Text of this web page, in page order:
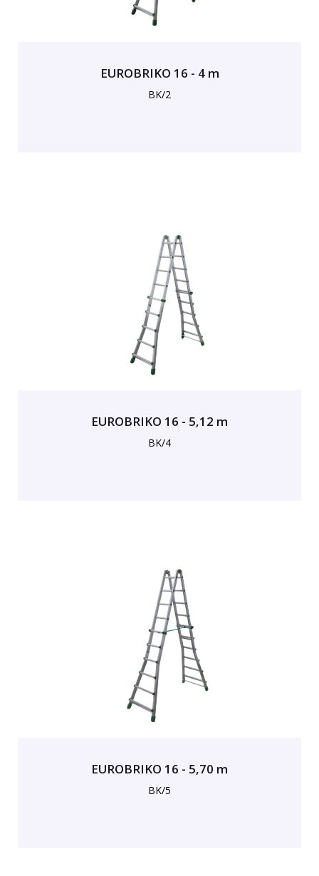
EUROBRIKO 16 - 4 m
BK/2
EUROBRIKO 16 - 5,12 m
BK/4
EUROBRIKO 16 - 5,70 m
BK/5